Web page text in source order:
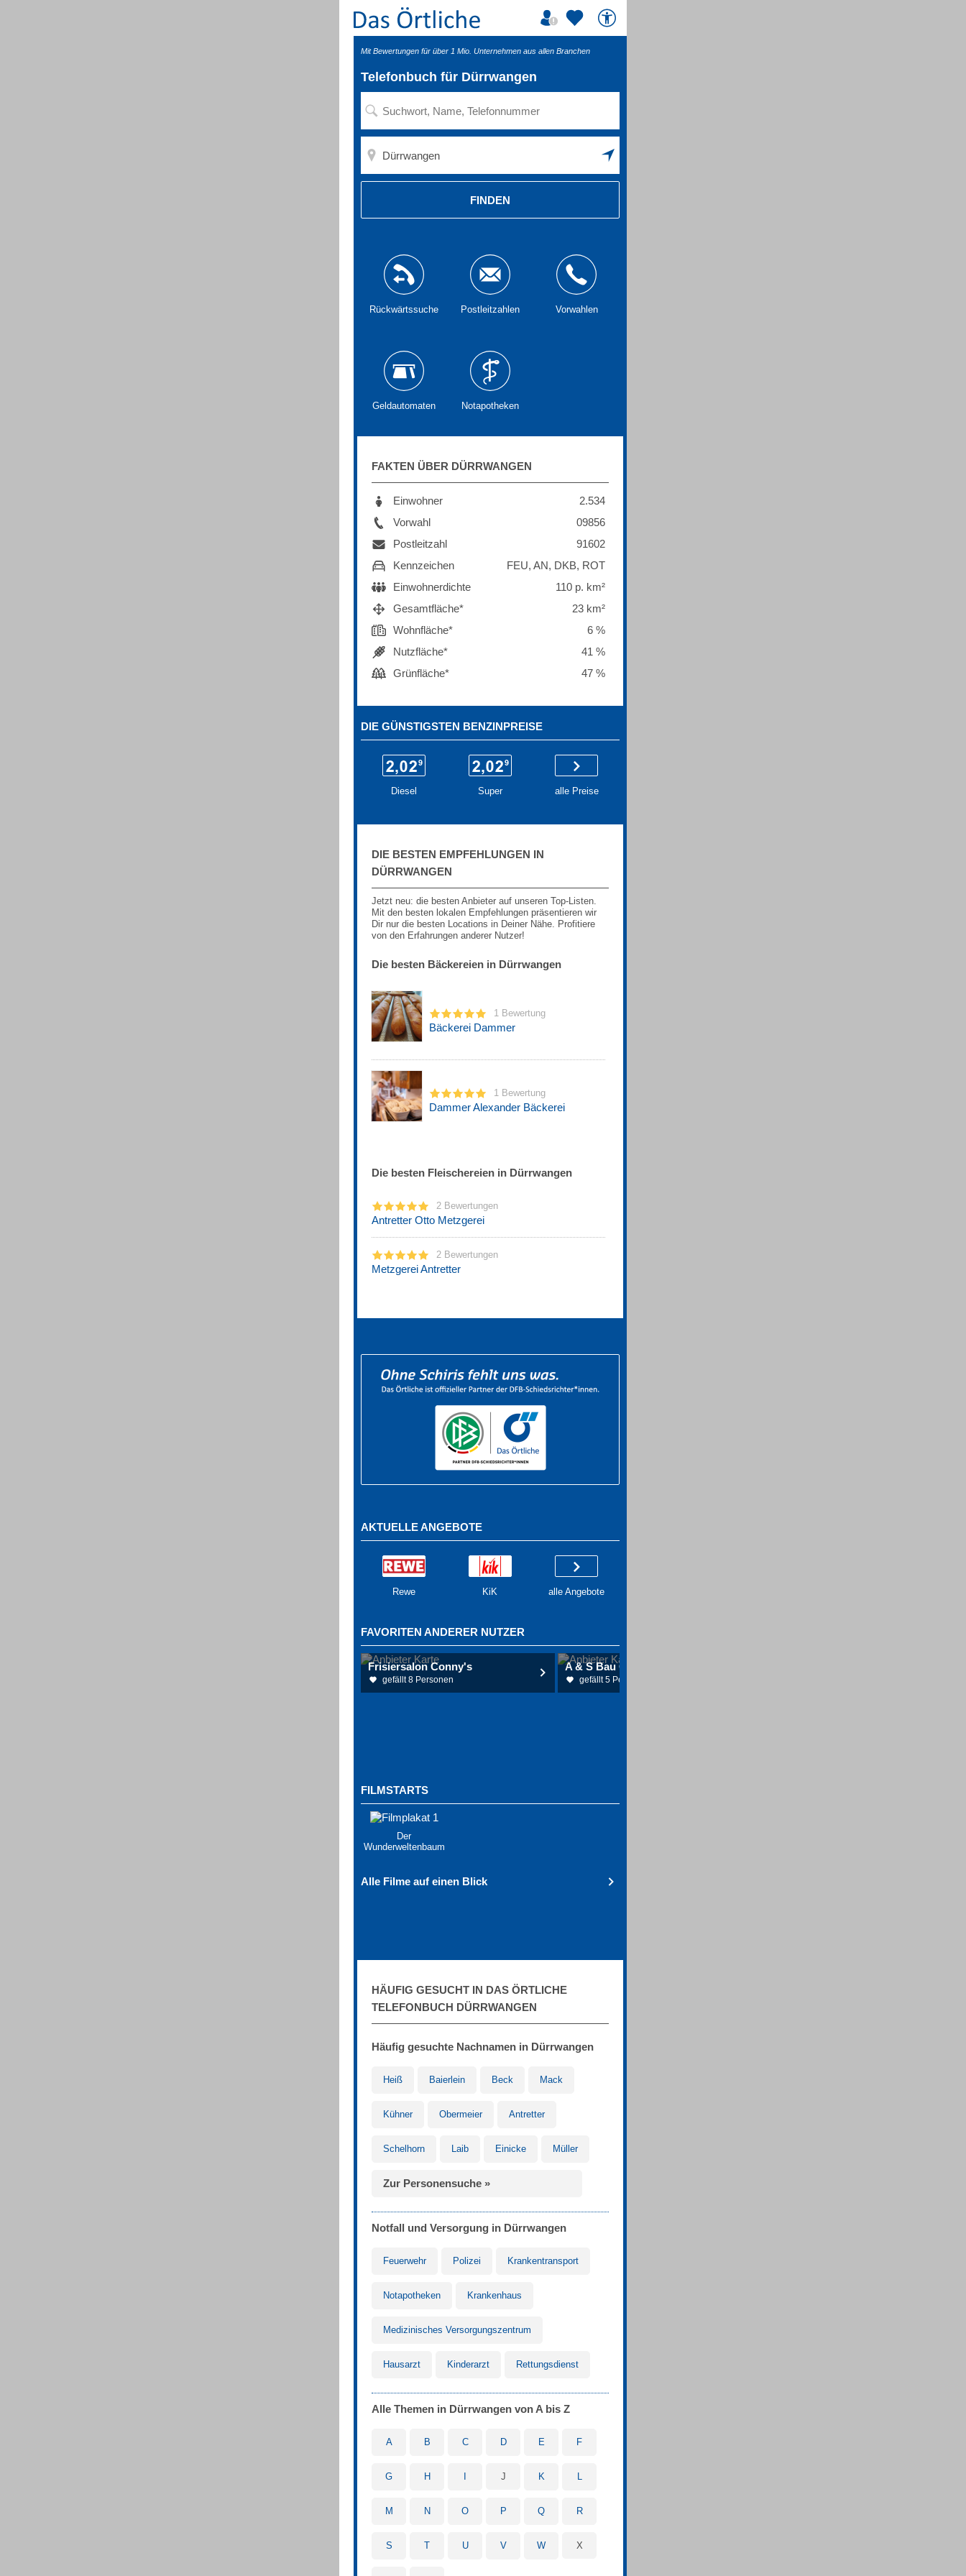
Mit Bewertungen für über 1 Mio. Unternehmen aus allen Branchen
Telefonbuch für Dürrwangen
FINDEN
Rückwärtssuche Postleitzahlen Vorwahlen
Geldautomaten Notapotheken
FAKTEN ÜBER DÜRRWANGEN
Einwohner
2.534
Vorwahl
09856
Postleitzahl
91602
Kennzeichen
FEU, AN, DKB, ROT
Einwohnerdichte
110 p. km²
Gesamtfläche*
23 km²
Wohnfläche*
6 %
Nutzfläche*
41 %
Grünfläche*
47 %
DIE GÜNSTIGSTEN BENZINPREISE
Diesel Super alle Preise
DIE BESTEN EMPFEHLUNGEN IN
DÜRRWANGEN
Jetzt neu: die besten Anbieter auf unseren Top-Listen.
Mit den besten lokalen Empfehlungen präsentieren wir
Dir nur die besten Locations in Deiner Nähe. Profitiere
von den Erfahrungen anderer Nutzer!
Die besten Bäckereien in Dürrwangen
1 Bewertung
Bäckerei Dammer
1 Bewertung
Dammer Alexander Bäckerei
Die besten Fleischereien in Dürrwangen
2 Bewertungen
Antretter Otto Metzgerei
2 Bewertungen
Metzgerei Antretter
AKTUELLE ANGEBOTE
Rewe KiK alle Angebote
FAVORITEN ANDERER NUTZER
Frisiersalon Conny's
gefällt 8 Personen
A & S Bau GmbH
gefällt 5 Personen
FILMSTARTS
Der
Wunderweltenbaum
Alle Filme auf einen Blick
HÄUFIG GESUCHT IN DAS ÖRTLICHE
TELEFONBUCH DÜRRWANGEN
Häufig gesuchte Nachnamen in Dürrwangen
Heiß Baierlein Beck Mack
Kühner Obermeier Antretter
Schelhorn Laib Einicke Müller
Zur Personensuche »
Notfall und Versorgung in Dürrwangen
Feuerwehr Polizei Krankentransport
Notapotheken Krankenhaus
Medizinisches Versorgungszentrum
Hausarzt Kinderarzt Rettungsdienst
Alle Themen in Dürrwangen von A bis Z
A B C D E F
G H J K L
M N O P Q R
S T U V W X